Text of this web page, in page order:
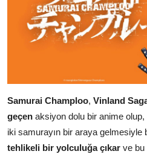
Samurai Champloo, Vinland
geçen aksiyon dolu bir anime olup,
iki samurayın bir araya gelmesiyle
tehlikeli bir yolculuğa çıkar ve bu